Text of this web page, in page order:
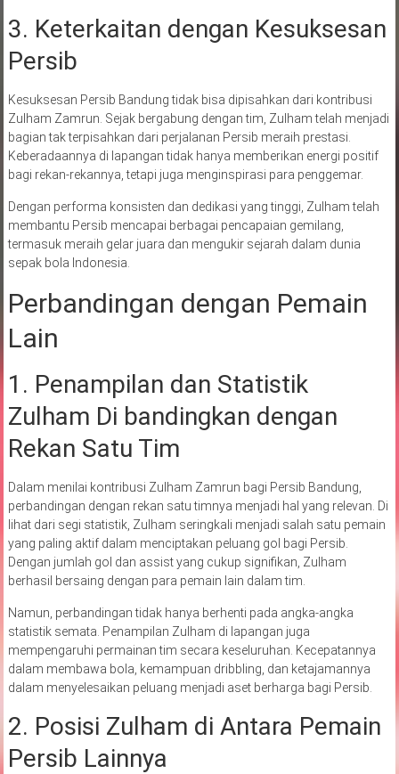
3. Keterkaitan dengan Kesuksesan
Persib
Kesuksesan Persib Bandung tidak bisa dipisahkan dari kontribusi
Zulham Zamrun. Sejak bergabung dengan tim, Zulham telah menjadi
bagian tak terpisahkan dari perjalanan Persib meraih prestasi.
Keberadaannya di lapangan tidak hanya memberikan energi positif
bagi rekan-rekannya, tetapi juga menginspirasi para penggemar.
Dengan performa konsisten dan dedikasi yang tinggi, Zulham telah
membantu Persib mencapai berbagai pencapaian gemilang,
termasuk meraih gelar juara dan mengukir sejarah dalam dunia
sepak bola Indonesia.
Perbandingan dengan Pemain
Lain
1. Penampilan dan Statistik
Zulham Di bandingkan dengan
Rekan Satu Tim
Dalam menilai kontribusi Zulham Zamrun bagi Persib Bandung,
perbandingan dengan rekan satu timnya menjadi hal yang relevan. Di
lihat dari segi statistik, Zulham seringkali menjadi salah satu pemain
yang paling aktif dalam menciptakan peluang gol bagi Persib.
Dengan jumlah gol dan assist yang cukup signifikan, Zulham
berhasil bersaing dengan para pemain lain dalam tim.
Namun, perbandingan tidak hanya berhenti pada angka-angka
statistik semata. Penampilan Zulham di lapangan juga
mempengaruhi permainan tim secara keseluruhan. Kecepatannya
dalam membawa bola, kemampuan dribbling, dan ketajamannya
dalam menyelesaikan peluang menjadi aset berharga bagi Persib.
2. Posisi Zulham di Antara Pemain
Persib Lainnya